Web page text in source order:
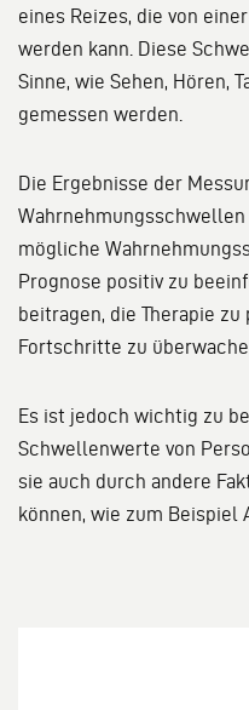
eines Reizes, die von
werden kann. Diese
Sinne, wie Sehen, Hören,
gemessen werden.
Die Ergebnisse der
mögliche
Prognose positiv zu
beitragen, die Therapie
Fortschritte zu
Es ist jedoch wichtig zu
Schwellenwerte von
sie auch durch andere
können, wie zum Beispiel